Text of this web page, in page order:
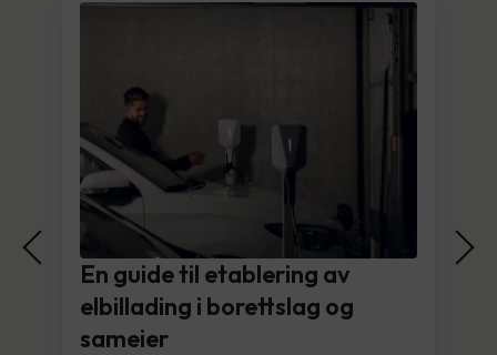
En guide til etablering av
elbillading i borettslag og
sameier